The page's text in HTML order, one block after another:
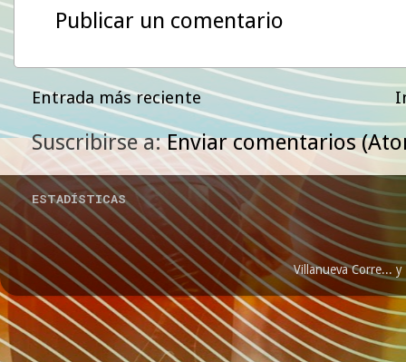
Publicar un comentario
Entrada más reciente
Suscribirse a:Enviar comentarios
ESTADÍSTICAS
Villanueva Corre...